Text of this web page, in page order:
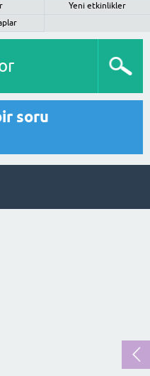
Yeni etkinlikler
soru